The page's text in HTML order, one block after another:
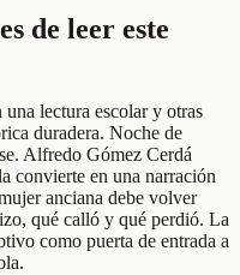
de leer este
lectura escolar y otras
duradera. Noche de
Alfredo Gómez Cerdá
convierte en una narración
anciana debe volver
qué calló y qué perdió. La
como puerta de entrada a